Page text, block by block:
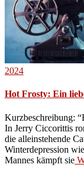
2024
Hot Frosty: Ein
Kurzbeschreibung:
In Jerry Ciccorittis
die alleinstehende
Winterdepression
Mannes kämpft sie